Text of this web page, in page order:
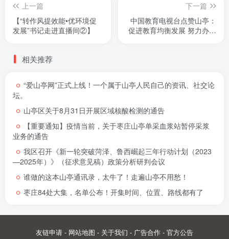
上一篇
【“转作风提效能•优环境促
发展”书记走进直播间②】
下一篇
中国教育电视台点赞山亭：
促进教育均衡发展 努力办人
相关推荐
“爱山亭网”正式上线！一个属于山亭人民自己的资讯、社交论
坛。
山亭区关于8月31日开展区域核酸检测的通告
【重要通知】疫情当前，关于枣庄山亭单采血浆站暂停采浆
业务的通告
我区召开《新一轮突破菏泽、鲁西崛起三年行动计划（2023
—2025年）》（征求意见稿）政策分析研判会议
谁做的这本山亭通讯录，太牛了！走遍山亭不用愁！
枣庄84处大集，名单公布！开集时间、位置、路线都有了
友链申请 - 网站地图 - 关于我们 - 广告合作 - 官方公告